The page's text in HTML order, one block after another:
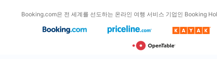
Booking.com은 전 세계를 선도하는 온라인 여행 서비스 기업인 Booking